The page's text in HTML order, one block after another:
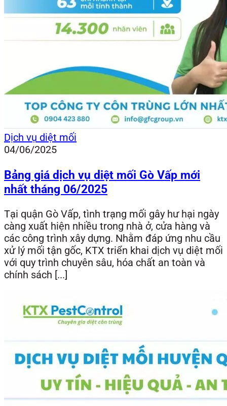
Dịch vụ diệt mối
04/06/2025
Bảng giá dịch vụ diệt mối Gò Vấp mới
nhất tháng 06/2025
Tại quận Gò Vấp, tình trạng mối gây hư hại ngày
càng xuất hiện nhiều trong nhà ở, cửa hàng và
các công trình xây dựng. Nhằm đáp ứng nhu cầu
xử lý mối tận gốc, KTX triển khai dịch vụ diệt mối
với quy trình chuyên sâu, hóa chất an toàn và
chính sách [...]